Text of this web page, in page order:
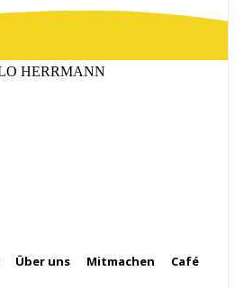
Über uns Mitmachen Café